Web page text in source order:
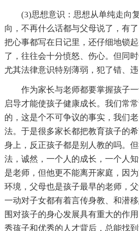
(3)思想意识：思想从单纯走向
向，不再什么话都与父母说了，有
把心事都写在日记里，还仔细地锁
了，往往会十分愤怒、伤心。但同时
尤其法律意识特别薄弱，犯了错、违
作为家长与老师都要掌握孩子一
启导才能使孩子健康成长。我们常
的，这是个不可争议的事实，我们
法。于是很多家长都把教育孩子的
身上，反正孩子都是别人教的吗。
法，诚然，一个人的成长，一个人
是老师，但他更不能离开家庭，因
环境，父母也是孩子最早的老师，
一动对子女都有着言传身教、和潜
围对孩子的身心发展具有重大的作
秀孩子和优秀的人才背后，总能找